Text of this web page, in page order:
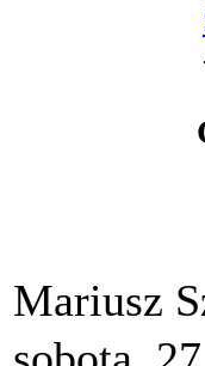
Mariusz